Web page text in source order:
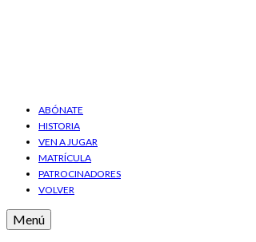
ABÓNATE
HISTORIA
VEN A JUGAR
MATRÍCULA
PATROCINADORES
VOLVER
Menú